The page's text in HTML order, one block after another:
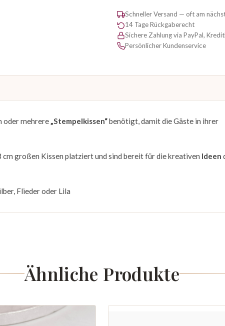
Schneller Versand — oft am
14 Tage Rückgaberecht
Sichere Zahlung via PayPal,
Persönlicher Kundenservice
oder mehrere„Stempelkissen“benötigt, damit die Gäste in ihrer
großen Kissen platziert und sind bereit für die kreativen Ideen
Flieder oder Lila
Ähnliche Produkte